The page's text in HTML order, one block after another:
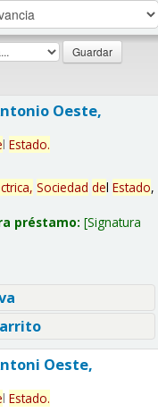
Oeste,
l Estado.
Sociedad del Estado,
préstamo: Signatura
Oeste,
l Estado.